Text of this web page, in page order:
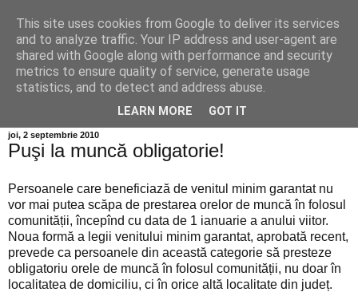
Info MILEANCA
BINE AȚI VENIT! *Jurnal online de informație și opinie;
Vineri 07 August, 2026
joi, 2 septembrie 2010
Puşi la muncă obligatorie!
Persoanele care beneficiază de venitul minim garantat nu
vor mai putea scăpa de prestarea orelor de muncă în folosul
comunității, începînd cu data de 1 ianuarie a anului viitor.
Noua formă a legii venitului minim garantat, aprobată recent,
prevede ca persoanele din această categorie să presteze
obligatoriu orele de muncă în folosul comunității, nu doar în
localitatea de domiciliu, ci în orice altă localitate din județ.
This site uses cookies from Google to deliver its services
and to analyze traffic. Your IP address and user-agent are
shared with Google along with performance and security
metrics to ensure quality of service, generate usage
statistics, and to detect and address abuse.
LEARN MORE GOT IT